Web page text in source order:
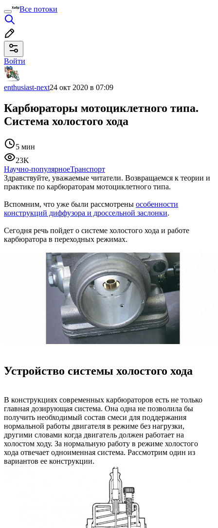
Все потоки
Войти
enthusiast-next24 окт 2020 в 07:09
Карбюраторы мотоциклетного типа.
Система холостого хода
5 мин
23K
Научно-популярноеТранспорт
Здравствуйте, уважаемые читатели. Возвращаемся к теории и
практике по карбюраторам мотоциклетного типа.
Вспомним, что уже были рассмотрены особенности
конструкций диффузора и дроссельной заслонки.
Сегодня речь пойдет о системе холостого хода и работе
карбюратора в переходных режимах.
Устройство системы холостого хода
В конструкциях современных карбюраторов есть не только
главная дозирующая система. Она одна не позволила бы
получить необходимый состав смеси для поддержания
нормальной работы двигателя в режиме без нагрузки,
другими словами когда двигатель должен работает на
холостом ходу. За нормальную работу в режиме холостого
хода отвечает одноименная система. Рассмотрим один из
вариантов ее конструкции.